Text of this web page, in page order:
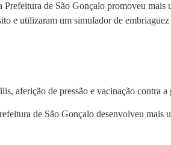
de São Gonçalo promoveu
e utilizaram um simulador de
aferição de pressão e vacinação contra a
de São Gonçalo desenvolveu mais